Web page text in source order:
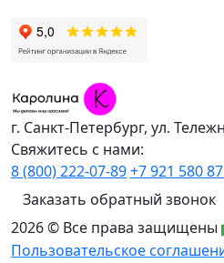
г. Санкт-Петербург, ул.
Свяжитесь с нами:
8 (800) 222-07-89+7 921 580
Заказать обратный звонок
2026 © Все права защищены
Пользовательское